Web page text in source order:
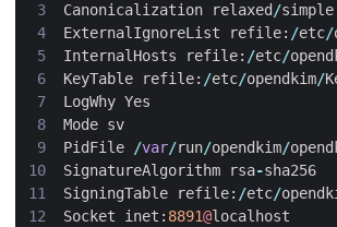
Canonicalization
relaxed/simple
ExternalIgnoreList
refile: /etc/
InternalHosts
refile: /etc/
KeyTable
refile: /etc/opendkim/
LogWhy Yes
Mode sv
PidFile /var/run/opendkim/
SignatureAlgorithm
rsa-sha256
SigningTable
refile: /etc/
Socket
inet : 8891@localhost